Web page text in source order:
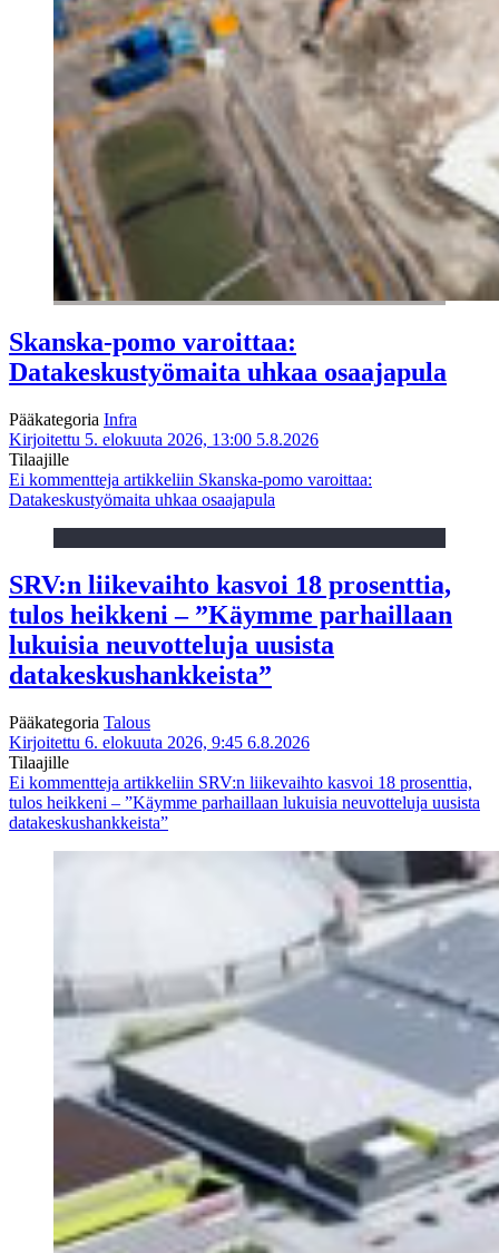
Skanska-pomo varoittaa:
Datakeskustyömaita uhkaa osaajapula
Pääkategoria Infra
Kirjoitettu 5. elokuuta 2026, 13:00 5.8.2026
Tilaajille
Ei kommentteja artikkeliin Skanska-pomo varoittaa:
Datakeskustyömaita uhkaa osaajapula
SRV:n liikevaihto kasvoi 18 prosenttia,
tulos heikkeni – ”Käymme parhaillaan
lukuisia neuvotteluja uusista
datakeskushankkeista”
Pääkategoria Talous
Kirjoitettu 6. elokuuta 2026, 9:45 6.8.2026
Tilaajille
Ei kommentteja artikkeliin SRV:n liikevaihto kasvoi 18 prosenttia,
tulos heikkeni – ”Käymme parhaillaan lukuisia neuvotteluja uusista
datakeskushankkeista”